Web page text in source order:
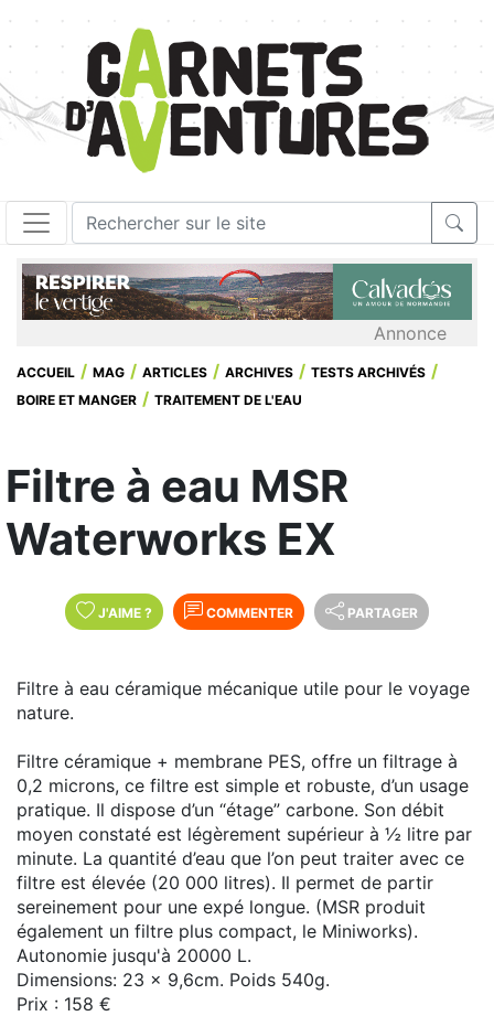
Annonce
ACCUEIL MAG ARTICLES ARCHIVES
TESTS ARCHIVÉS
BOIRE ET MANGER
TRAITEMENT DE L'EAU
Filtre à eau MSR
Waterworks EX
J'AIME ? COMMENTER PARTAGER
Filtre à eau céramique mécanique utile pour le voyage
nature.
Filtre céramique + membrane PES, offre un filtrage à
0,2 microns, ce filtre est simple et robuste, d’un usage
pratique. Il dispose d’un “étage” carbone. Son débit
moyen constaté est légèrement supérieur à ½ litre par
minute. La quantité d’eau que l’on peut traiter avec ce
filtre est élevée (20 000 litres). Il permet de partir
sereinement pour une expé longue. (MSR produit
également un filtre plus compact, le Miniworks).
Autonomie jusqu'à 20000 L.
Dimensions: 23 x 9,6cm. Poids 540g.
Prix : 158 €